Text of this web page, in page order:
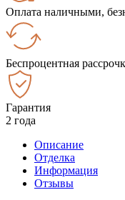
Оплата наличными,
Беспроцентная
Гарантия
2 года
Описание
Отделка
Информация
Отзывы